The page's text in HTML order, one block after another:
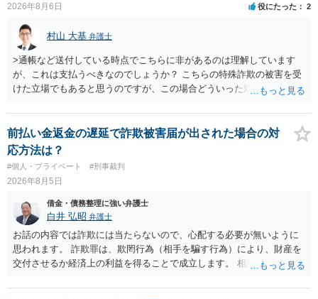
2026年8月6日 役にたった 2
村山 大基 弁護士
>通帳など送付している時点でこちらに非があるのは理解しています
が、これは支払うべきなのでしょうか？ こちらの特殊詐欺の被害を受
けた立場でもあると思うのですが、この場合どういった対処が必要で
がいいとは思います。 そもそも、特殊詐欺関係なく旦那さんの行為
は法に触れる可能性もあります。 ＞100万を支払わず穏便に和解する
ことは可能でしょうか？ →一般的には難しいです。相談者さんも１０
０万円の被害を受けたとして、１円も払わないで和解したいと言われ
たら、 できるだけ重い刑罰を与えて欲しい、と思われるのではない
でしょうか。 ＞弁護士さんに入ってもらうことで支払額が下がること
はありますか？ そこはあり得ます、ただ、弁護士費用かけるならその
分賠償に回すことも考えられるので、 兼ね合いは考えてみましょう。
前払い金返金の遅延で詐欺被害届が出された場合の対
応方法は？
#個人・プライベート #刑事裁判
2026年8月5日
借金・債務整理に強い弁護士
白井 弘昭 弁護士
お話の内容では詐欺には当たらないので、心配する必要が無いように
思われます。 詐欺罪は、欺罔行為（相手を騙す行為）により、財産を
交付させるか経済上の利益を得ることで成立します。 相談者さんは、
ので、詐欺罪の実行行為性が無く罪に問うことはできません。 おそら